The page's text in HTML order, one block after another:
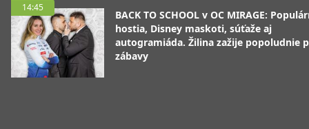
14:45
BACK TO SCHOOL v OC MIRAGE:
hostia, Disney maskoti, súťaže aj
autogramiáda. Žilina zažije popoludnie
zábavy